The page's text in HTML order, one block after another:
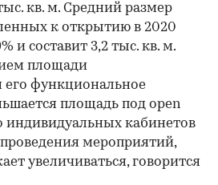
кв. м. Средний размер
к открытию в 2020
и составит 3,2 тыс. кв. м.
площади
его функциональное
площадь под open
индивидуальных кабинетов
мероприятий,
увеличиваться, говорится